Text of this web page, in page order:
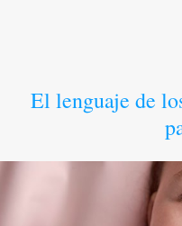
El lenguaje de